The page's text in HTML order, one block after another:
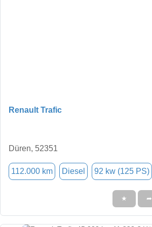
Renault Trafic
Düren, 52351
112.000 km Diesel 92 kw (125 PS)
★ ➦